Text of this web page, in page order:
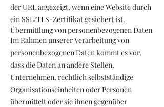
der URL angezeigt, wenn eine Website durch
ein SSL/TLS-Zertifikat gesichert ist.
Übermittlung von personenbezogenen Daten
Im Rahmen unserer Verarbeitung von
personenbezogenen Daten kommt es vor,
dass die Daten an andere Stellen,
Unternehmen, rechtlich selbstständige
Organisationseinheiten oder Personen
übermittelt oder sie ihnen gegenüber